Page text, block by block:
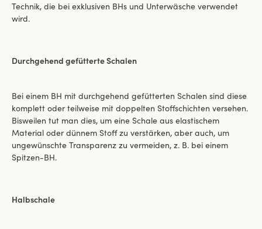
Technik, die bei exklusiven BHs und Unterwäsche verwendet
wird.
Durchgehend gefütterte Schalen
Bei einem BH mit durchgehend gefütterten Schalen sind diese
komplett oder teilweise mit doppelten Stoffschichten versehen.
Bisweilen tut man dies, um eine Schale aus elastischem
Material oder dünnem Stoff zu verstärken, aber auch, um
ungewünschte Transparenz zu vermeiden, z. B. bei einem
Spitzen-BH.
Halbschale